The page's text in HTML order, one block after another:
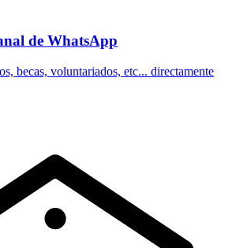
de WhatsApp
becas, voluntariados, etc... directamente